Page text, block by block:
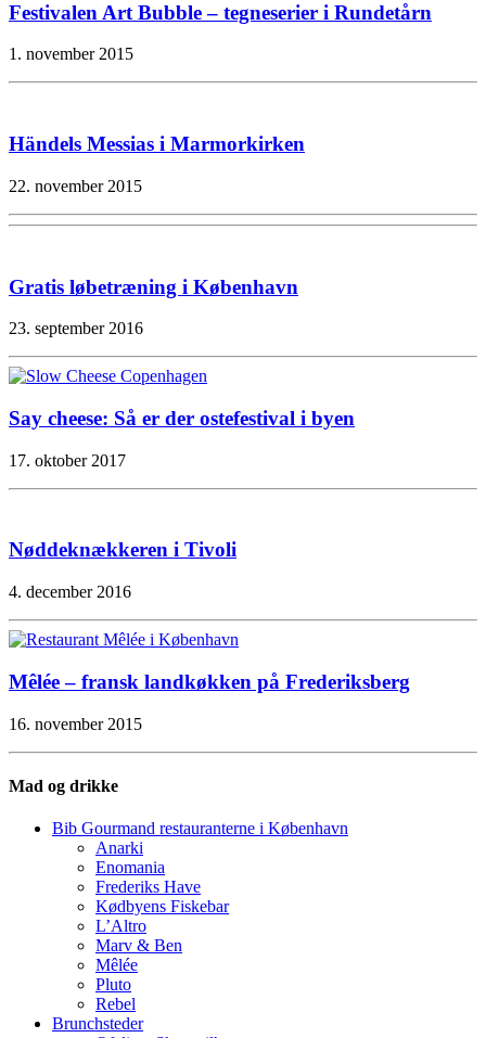
Festivalen Art Bubble – tegneserier i Rundetårn
1. november 2015
Händels Messias i Marmorkirken
22. november 2015
Gratis løbetræning i København
23. september 2016
Say cheese: Så er der ostefestival i byen
17. oktober 2017
Nøddeknækkeren i Tivoli
4. december 2016
Mêlée – fransk landkøkken på Frederiksberg
16. november 2015
Mad og drikke
Bib Gourmand restauranterne i København
Anarki
Enomania
Frederiks Have
Kødbyens Fiskebar
L’Altro
Marv & Ben
Mêlée
Pluto
Rebel
Brunchsteder